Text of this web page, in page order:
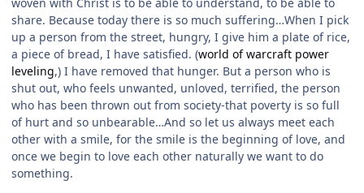
share. Because today there is so much suffering…When I pick
up a person from the street, hungry, I give him a plate of rice,
a piece of bread, I have satisfied. (world of warcraft power
leveling,) I have removed that hunger. But a person who is
shut out, who feels unwanted, unloved, terrified, the person
who has been thrown out from society-that poverty is so full
of hurt and so unbearable…And so let us always meet each
other with a smile, for the smile is the beginning of love, and
once we begin to love each other naturally we want to do
something.